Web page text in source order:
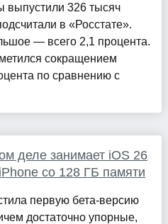
выпустили 326 тысяч
в «Росстате».
— всего 2,1 процента.
сокращением
по сравнению с
деле занимает iOS 26
со 128 ГБ памяти
первую бета-версию
достаточно упорные,